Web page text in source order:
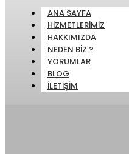
ANA SAYFA
HIZMETLERIMIZ
HAKKIMIZDA
NEDEN BIZ ?
YORUMLAR
BLOG
İLETIŞIM